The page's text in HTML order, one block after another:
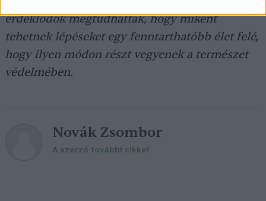
érdeklődők megtudhatták, hogy miként
tehetnek lépéseket egy fenntarthatóbb élet felé,
hogy ilyen módon részt vegyenek a természet
védelmében.
Novák Zsombor
A szerző további cikkei